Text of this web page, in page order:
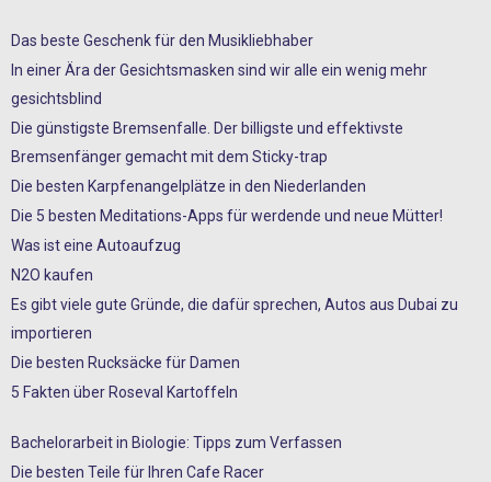
Das beste Geschenk für den Musikliebhaber
In einer Ära der Gesichtsmasken sind wir alle ein wenig mehr
gesichtsblind
Die günstigste Bremsenfalle. Der billigste und effektivste
Bremsenfänger gemacht mit dem Sticky-trap
Die besten Karpfenangelplätze in den Niederlanden
Die 5 besten Meditations-Apps für werdende und neue Mütter!
Was ist eine Autoaufzug
N2O kaufen
Es gibt viele gute Gründe, die dafür sprechen, Autos aus Dubai zu
importieren
Die besten Rucksäcke für Damen
5 Fakten über Roseval Kartoffeln
Bachelorarbeit in Biologie: Tipps zum Verfassen
Die besten Teile für Ihren Cafe Racer